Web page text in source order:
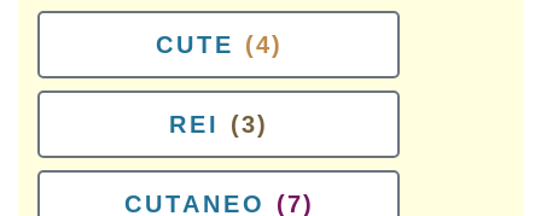
CUTE (4)
REI (3)
CUTANEO (7)